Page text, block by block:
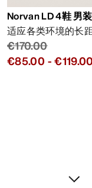
Norvan LD 4鞋 男装
适应各类环境的长
€170.00
€85.00 -